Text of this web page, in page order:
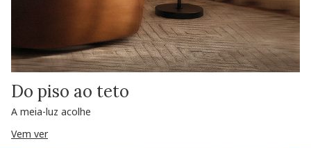
Do piso ao teto
A meia-luz acolhe
Vem ver